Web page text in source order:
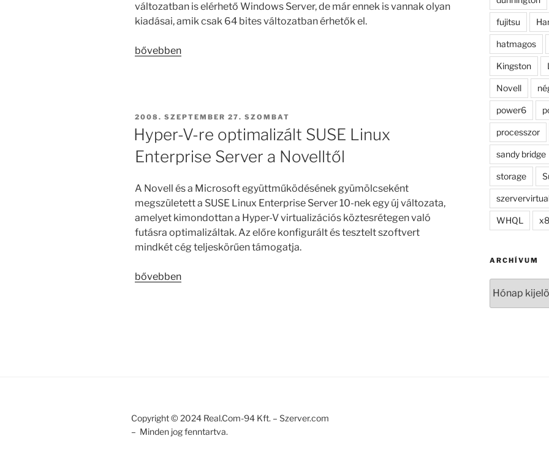
változatban is elérhető Windows Server, de már ennek is vannak olyan
kiadásai, amik csak 64 bites változatban érhetők el.
„Windows
bővebben
BEKÜLDVE:
2008. SZEPTEMBER 27. SZOMBAT
Hyper-V-re optimalizált SUSE Linux
Enterprise Server a Novelltől
A Novell és a Microsoft együttműködésének gyümölcseként
megszületett a SUSE Linux Enterprise Server 10-nek egy új változata,
amelyet kimondottan a Hyper-V virtualizációs köztesrétegen való
futásra optimalizáltak. Az előre konfigurált és tesztelt szoftvert
mindkét cég teljeskörűen támogatja.
„Hyper-
bővebben
fujitsu
hatmagos
Kingston
Novell
power6
processzor
sandy bridge
storage
WHQL
ARCHÍVUM
Copyright © 2024 Real.Com-94 Kft. – Szerver.com
– Minden jog fenntartva.